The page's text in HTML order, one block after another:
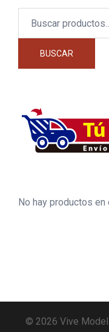
por:
BUSCAR
No hay productos en
© 2026 Vive